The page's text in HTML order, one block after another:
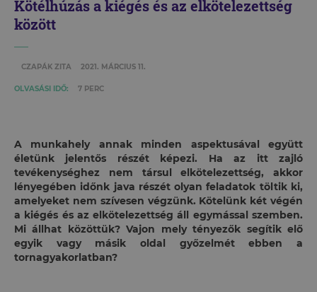
Kötélhúzás a kiégés és az elkötelezettség
között
CZAPÁK ZITA 2021. MÁRCIUS 11.
OLVASÁSI IDŐ: 7 PERC
A munkahely annak minden aspektusával együtt
életünk jelentős részét képezi. Ha az itt zajló
tevékenységhez nem társul elkötelezettség, akkor
lényegében időnk java részét olyan feladatok töltik ki,
amelyeket nem szívesen végzünk. Kötelünk két végén
a kiégés és az elkötelezettség áll egymással szemben.
Mi állhat közöttük? Vajon mely tényezők segítik elő
egyik vagy másik oldal győzelmét ebben a
tornagyakorlatban?